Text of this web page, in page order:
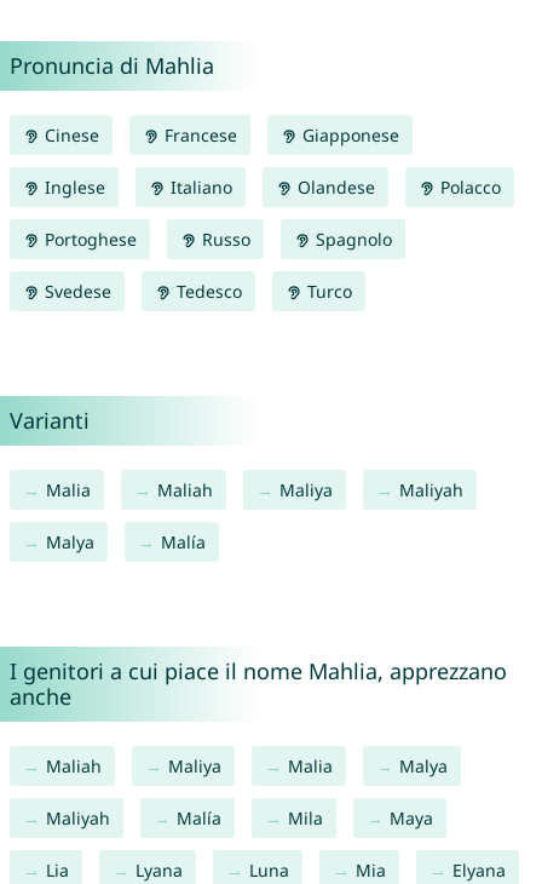
Pronuncia di Mahlia
Cinese Francese Giapponese
Inglese Italiano Olandese Polacco
Portoghese Russo Spagnolo
Svedese Tedesco Turco
Varianti
Malia Maliah Maliya Maliyah
Malya Malía
I genitori a cui piace il nome Mahlia, apprezzano
anche
Maliah Maliya Malia Malya
Maliyah Malía Mila Maya
Lia Lyana Luna Mia Elyana